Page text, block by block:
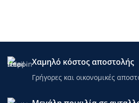
Χαμηλό κόστος αποστολής
Γρήγορες και οικονομικές